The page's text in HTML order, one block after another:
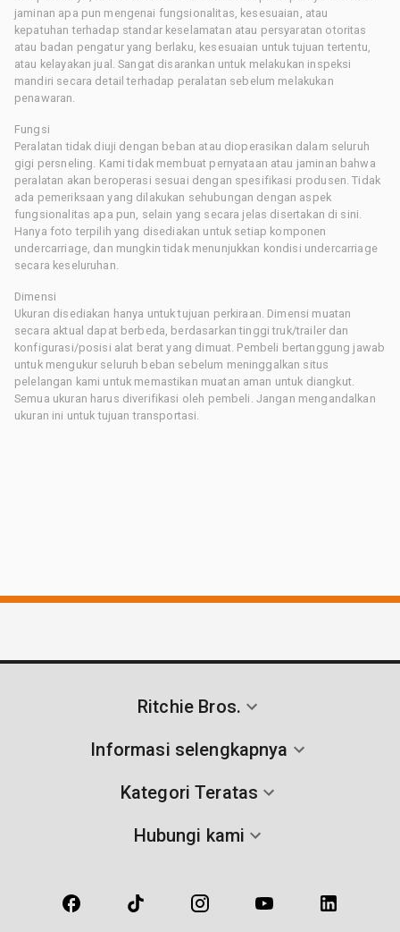
jaminan apa pun mengenai fungsionalitas, kesesuaian, atau
kepatuhan terhadap standar keselamatan atau persyaratan otoritas
atau badan pengatur yang berlaku, kesesuaian untuk tujuan tertentu,
atau kelayakan jual. Sangat disarankan untuk melakukan inspeksi
mandiri secara detail terhadap peralatan sebelum melakukan
penawaran.
Fungsi
Peralatan tidak diuji dengan beban atau dioperasikan dalam seluruh
gigi persneling. Kami tidak membuat pernyataan atau jaminan bahwa
peralatan akan beroperasi sesuai dengan spesifikasi produsen. Tidak
ada pemeriksaan yang dilakukan sehubungan dengan aspek
fungsionalitas apa pun, selain yang secara jelas disertakan di sini.
Hanya foto terpilih yang disediakan untuk setiap komponen
undercarriage, dan mungkin tidak menunjukkan kondisi undercarriage
secara keseluruhan.
Dimensi
Ukuran disediakan hanya untuk tujuan perkiraan. Dimensi muatan
secara aktual dapat berbeda, berdasarkan tinggi truk/trailer dan
konfigurasi/posisi alat berat yang dimuat. Pembeli bertanggung jawab
untuk mengukur seluruh beban sebelum meninggalkan situs
pelelangan kami untuk memastikan muatan aman untuk diangkut.
Semua ukuran harus diverifikasi oleh pembeli. Jangan mengandalkan
ukuran ini untuk tujuan transportasi.
Ritchie Bros.
Informasi selengkapnya
Kategori Teratas
Hubungi kami